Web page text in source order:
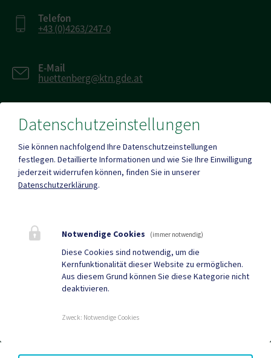
Telefon
+43 (0)4263/247-0
E-Mail
huettenberg@ktn.gde.at
Fax
+43 (0)4263/784
Quicklinks
Tourismus
Gemeindezeitung
Datenschutzeinstellungen
Sie können nachfolgend Ihre Datenschutzeinstellungen
festlegen. Detaillierte Informationen und wie Sie Ihre Einwilligung
jederzeit widerrufen können, finden Sie in unserer
Datenschutzerklärung.
Notwendige Cookies (immer notwendig)
Diese Cookies sind notwendig, um die
Kernfunktionalität dieser Website zu ermöglichen.
Aus diesem Grund können Sie diese Kategorie nicht
deaktivieren.
Zweck: Notwendige Cookies